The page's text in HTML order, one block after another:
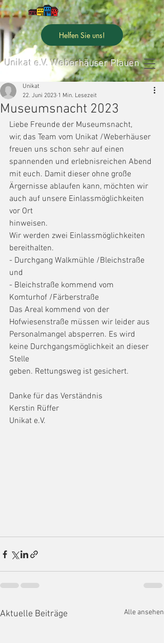
Unikat e.V. Weberhäuser Plauen
Helfen Sie uns!
Museumsnacht 2023
Unikat
22. Juni 2023 1 Min. Lesezeit
Liebe Freunde der Museumsnacht,
wir, das Team vom Unikat /Weberhäuser
freuen uns schon sehr auf einen
spannenden und erlebnisreichen Abend
mit euch. Damit dieser ohne große
Ärgernisse ablaufen kann, möchten wir
auch auf unsere Einlassmöglichkeiten
vor Ort
hinweisen.
Wir werden zwei Einlassmöglichkeiten
bereithalten.
- Durchgang Walkmühle /Bleichstraße
und
- Bleichstraße kommend vom
Komturhof /Färberstraße
Das Areal kommend von der
Hofwiesenstraße müssen wir leider aus
Personalmangel absperren. Es wird
keine Durchgangsmöglichkeit an dieser
Stelle
geben. Rettungsweg ist gesichert.
Danke für das Verständnis
Kerstin Rüffer
Unikat e.V.
Aktuelle Beiträge Alle ansehen